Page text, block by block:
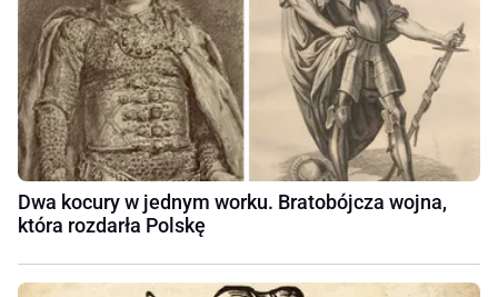
Dwa kocury w jednym worku. Bratobójcza wojna,
która rozdarła Polskę